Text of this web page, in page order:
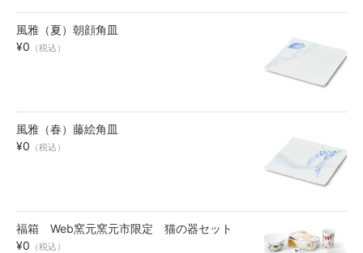
風雅（夏）朝顔角皿
¥0 （税込）
風雅（春）藤絵角皿
¥0 （税込）
福箱 Web窯元窯元市限定 猫の器セット
¥0 （税込）